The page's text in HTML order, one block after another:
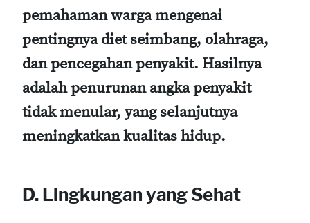
pemahaman warga mengenai
pentingnya diet seimbang, olahraga,
dan pencegahan penyakit. Hasilnya
adalah penurunan angka penyakit
tidak menular, yang selanjutnya
meningkatkan kualitas hidup.
D. Lingkungan yang Sehat